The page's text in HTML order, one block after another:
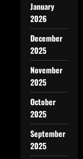
January
2026
December
2025
November
2025
October
2025
September
2025